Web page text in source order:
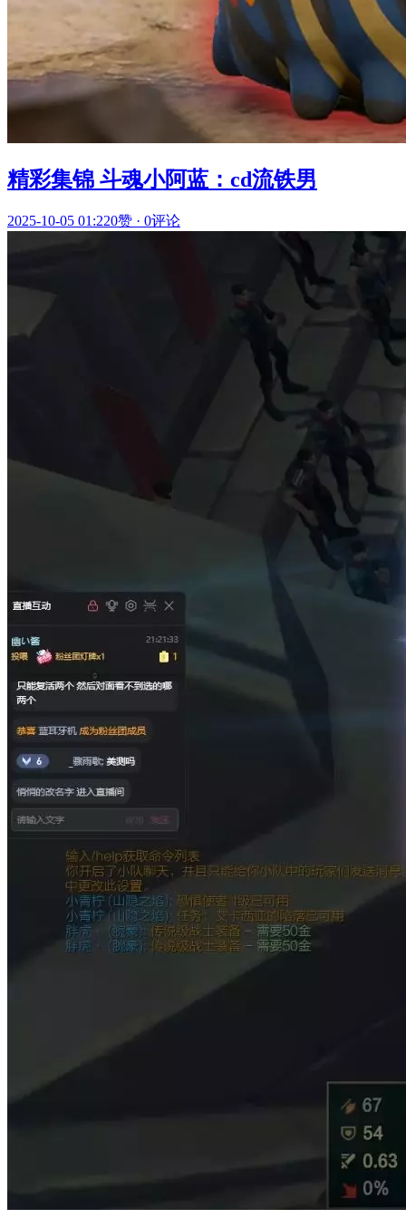
精彩集锦 斗魂小阿蓝：cd流铁男
2025-10-05 01:220赞 · 0评论